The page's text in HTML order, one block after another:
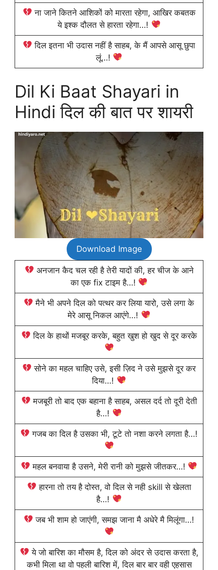
ना जाने कितने आशिकों को मारता रहेगा, आखिर कबतक
ये इश्क दौलत से हारता रहेगा…!
दिल इतना भी उदास नहीं है साहब, के मैं आपसे आसू छुपा
लूं…!
Dil Ki Baat Shayari in
Hindi दिल की बात पर शायरी
Download Image
अनजान कैद चल रही है तेरी यादों की, हर चीज के आने
का एक fix टाइम है…!
मैने भी अपने दिल को पत्थर कर लिया यारो, उसे लगा के
मेरे आसू निकल आएंगे…!
दिल के हाथों मजबूर करके, बहुत खुश हो खुद से दूर करके
सोने का महल चाहिए उसे, इसी ज़िद ने उसे मुझसे दूर कर
दिया…!
मजबूरी तो बाद एक बहाना है साहब, असल दर्द तो दूरी देती
है…!
गजब का दिल है उसका भी, टूटे तो नशा करने लगता है…!
महल बनवाया है उसने, मेरी रानी को मुझसे जीतकर…!
हारना तो तय है दोस्त, वो दिल से नही skill से खेलता
है…!
जब भी शाम हो जाएंगी, समझ जाना मै अधेरे मै मिलूंगा…!
ये जो बारिश का मौसम है, दिल को अंदर से उदास करता है,
कभी मिला था वो पहली बारिश में, दिल बार बार वही एहसास